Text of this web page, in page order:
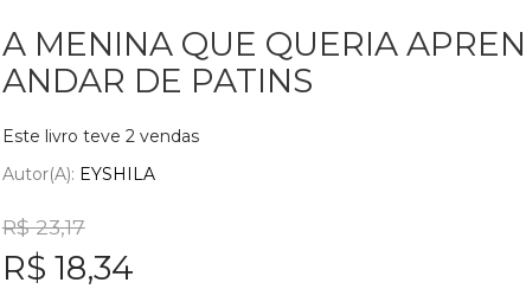
A MENINA QUE QUERIA
ANDAR DE PATINS
Este livro teve 2 vendas
Autor(a): EYSHILA
R$ 23,17
R$ 18,34